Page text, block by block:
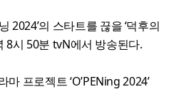
2024’의 스타트를 끊을 ‘덕후의
8시 50분 tvN에서 방송된다.
마 프로젝트 ‘O’PENing 2024’